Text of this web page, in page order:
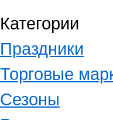
Категории
Праздники
Торговые
Сезоны